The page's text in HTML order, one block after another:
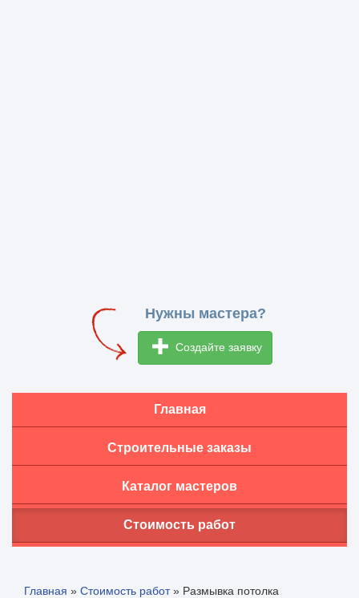
Нужны мастера?
Создайте заявку
Главная
Строительные заказы
Каталог мастеров
Стоимость работ
Главная » Стоимость работ» Размывка потолка